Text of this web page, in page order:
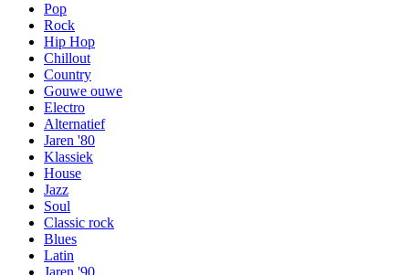
Pop
Rock
Hip Hop
Chillout
Country
Gouwe ouwe
Electro
Alternatief
Jaren '80
Klassiek
House
Jazz
Soul
Classic rock
Blues
Latin